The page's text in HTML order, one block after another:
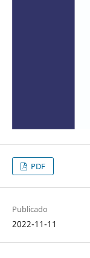
PDF
Publicado
2022-11-11